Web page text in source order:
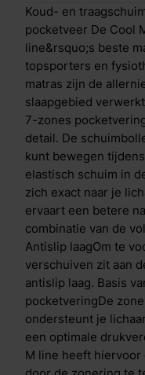
door de zonering te
6.000 deelnemers.
van de pocketveer
De Air Release-laag
snel en
matras. Het
Iedere nacht weer.
Support laag geniet
een goede
direct fris en
laag is ook de Body
insnijdingen per
lichaam op het
ondersteunen.
matras zorgen voor
draait een stuk
ieder mens per
verandert. Dit doen
peil te houden en
Traagschuim
vermindert druk op
Koud- en
pocketveer De Cool
line&rsquo;s beste
topsporters en
matras zijn de
slaapgebied
7-zones
detail. De
kunt bewegen
elastisch schuim in
zich exact naar je
ervaart een betere
combinatie van de
Antislip laagOm te
verschuiven zit aan
antislip laag. Basis
pocketveringDe
ondersteunt je
een optimale
M line heeft